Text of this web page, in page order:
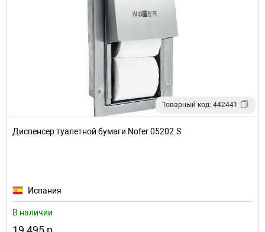
Товарный код: 442441
Диспенсер туалетной бумаги Nofer 05202.S
Испания
В наличии